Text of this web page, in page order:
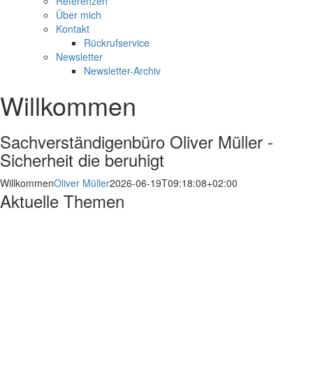
Über mich
Kontakt
Rückrufservice
Newsletter
Newsletter-Archiv
Willkommen
Sachverständigenbüro Oliver Müller -
Sicherheit die beruhigt
WillkommenOliver Müller2026-06-19T09:18:08+02:00
Aktuelle Themen